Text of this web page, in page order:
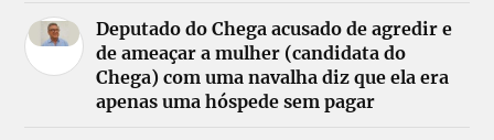
Deputado do Chega acusado de agredir e
de ameaçar a mulher (candidata do
Chega) com uma navalha diz que ela era
apenas uma hóspede sem pagar